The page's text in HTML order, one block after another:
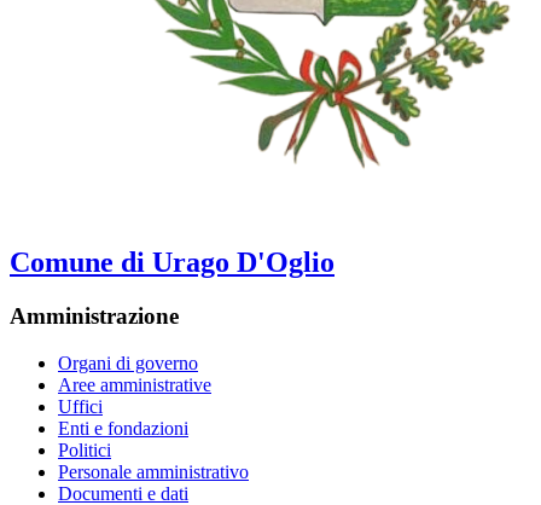
Comune di Urago D'Oglio
Amministrazione
Organi di governo
Aree amministrative
Uffici
Enti e fondazioni
Politici
Personale amministrativo
Documenti e dati